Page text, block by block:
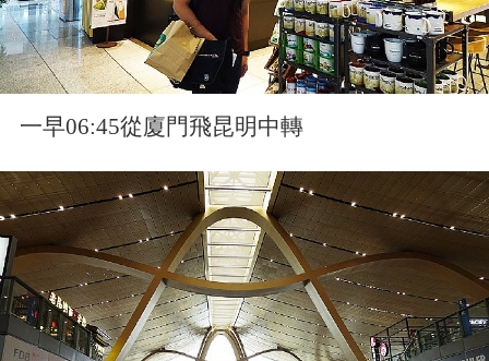
一早06:45從廈門飛昆明中轉